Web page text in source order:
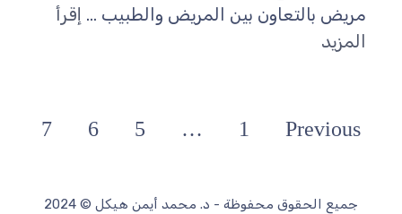
مريض بالتعاون بين المريض والطبيب ... إقرأ
المزيد
Previous
1
…
5
6
7
جميع الحقوق محفوظة - د. محمد أيمن هيكل © 2024